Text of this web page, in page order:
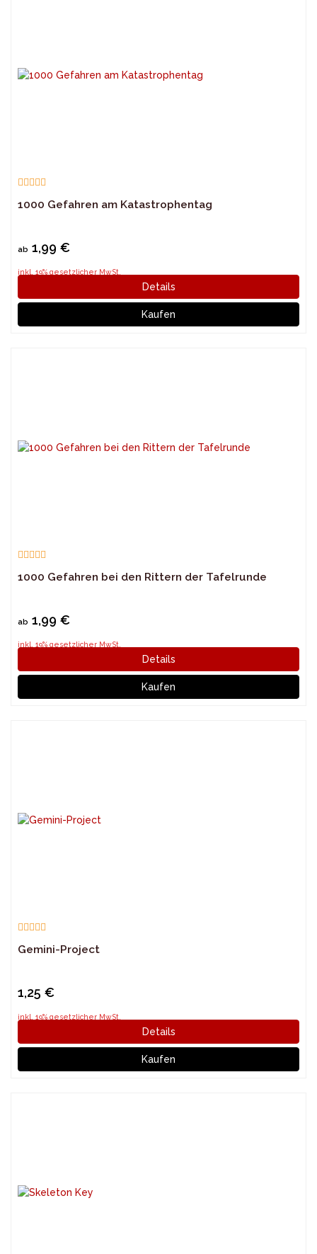
1000 Gefahren am Katastrophentag
ab 1,99 €
inkl. 19% gesetzlicher MwSt.
Details
Kaufen
1000 Gefahren bei den Rittern der Tafelrunde
ab 1,99 €
inkl. 19% gesetzlicher MwSt.
Details
Kaufen
Gemini-Project
1,25 €
inkl. 19% gesetzlicher MwSt.
Details
Kaufen